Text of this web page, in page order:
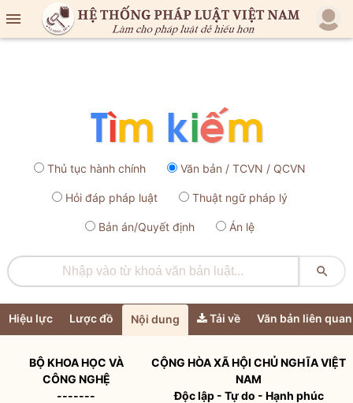

Thủ tục hành chính Văn bản / TCVN / QCVN
Hỏi đáp pháp luật Thuật ngữ pháp lý
Bản án/Quyết định Án lệ

Hiệu lực Lược đồ Nội dung Tải về Văn bản liên quan
BỘ KHOA HỌC VÀ
CÔNG NGHỆ
-------
CỘNG HÒA XÃ HỘI CHỦ NGHĨA VIỆT
NAM
Độc lập - Tự do - Hạnh phúc